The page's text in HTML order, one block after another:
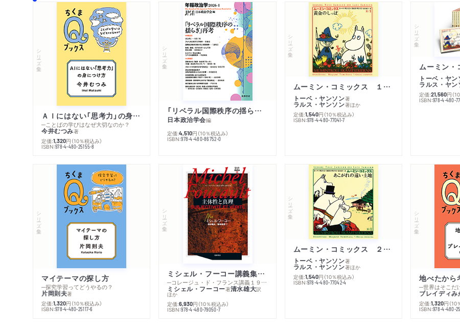
シリーズ・全集
ＡＩにはない「思考力」の身につけ方
─ことばの学びはなぜ大切なのか？
今井むつみ著
定価:1,320円 （10％税込み）
ISBN:978-4-480-25155-8
シリーズ・全集
「リベラル国際秩序の揺らぎ」再考 年報政治学２０２６‐Ⅰ
日本政治学会編
定価:4,510円 （10％税込み）
ISBN:978-4-480-86752-0
シリーズ・全集
ムーミン・コミックス １ 黄金のしっぽ
トーベ・ヤンソン著
ラルス・ヤンソン著ほか
定価:1,540円 （10％税込み）
ISBN:978-4-480-77041-7
シリーズ・全集
トーベ・ヤン
ラルス・ヤン
定価:21,560円 （
ISBN:978-4-480-
シリーズ・全集
マイテーマの探し方
─探究学習ってどうやるの？
片岡則夫著
定価:1,320円 （10％税込み）
ISBN:978-4-480-25117-6
シリーズ・全集
ミシェル・フーコー講義集成１０ 主体性と真理
─コレージュ・ド・フランス講義１９８０－１９８１年度
ミシェル・フーコー著清水雄大訳
ほか
定価:6,930円 （10％税込み）
ISBN:978-4-480-79050-7
シリーズ・全集
ムーミン・コミックス ２ あこがれの遠い土地
トーベ・ヤンソン著
ラルス・ヤンソン著ほか
定価:1,540円 （10％税込み）
ISBN:978-4-480-77042-4
シリーズ・全集
地べたから
─世界はそこだ
ブレイディみ
定価:1,320円 （10
ISBN:978-4-480-